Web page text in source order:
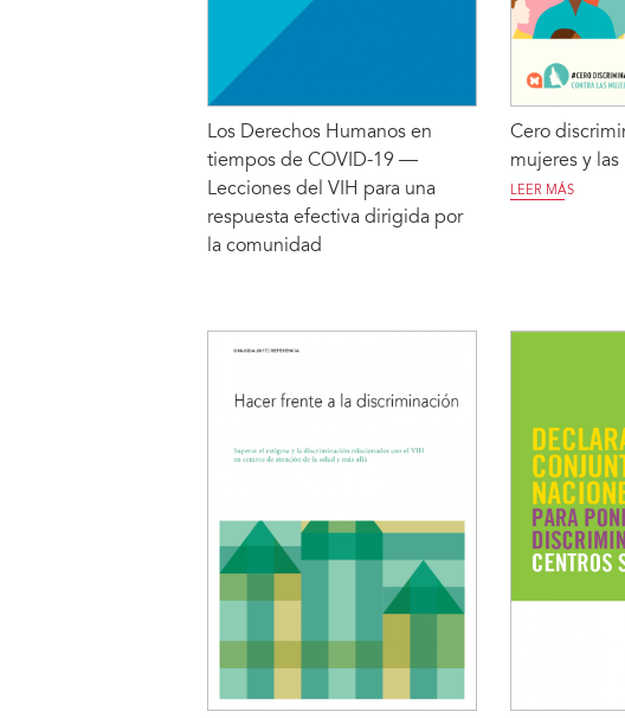
Los Derechos Humanos en
tiempos de COVID-19 —
Lecciones del VIH para una
respuesta efectiva dirigida por
la comunidad
Cero
mujeres y las
LEER MÁS